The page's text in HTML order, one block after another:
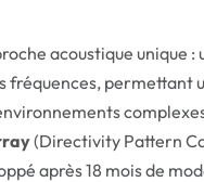
acoustique unique
fréquences, permettant
(Directivity Pattern
après 18 mois de